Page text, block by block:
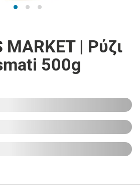
MARKET | Ρύζι
500g